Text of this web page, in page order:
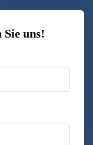
Sie uns!